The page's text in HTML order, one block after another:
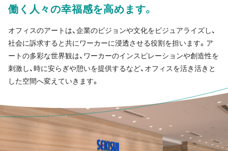
働く人々の幸福感を高めます。
オフィスのアートは、企業のビジョンや文化をビジュアライズし、
社会に訴求すると共にワーカーに浸透させる役割を担います。ア
ートの多彩な世界観は、ワーカーのインスピレーションや創造性を
刺激し、時に安らぎや憩いを提供するなど、オフィスを活き活きと
した空間へ変えていきます。